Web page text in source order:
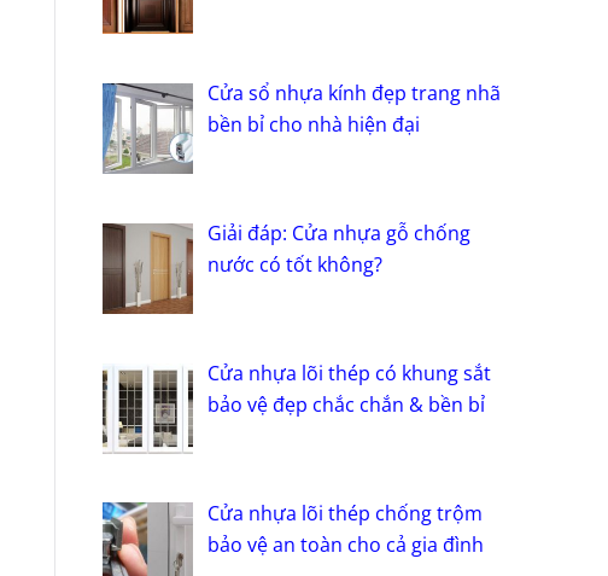
Cửa sổ nhựa kính đẹp trang nhã
bền bỉ cho nhà hiện đại
Giải đáp: Cửa nhựa gỗ chống
nước có tốt không?
Cửa nhựa lõi thép có khung sắt
bảo vệ đẹp chắc chắn & bền bỉ
Cửa nhựa lõi thép chống trộm
bảo vệ an toàn cho cả gia đình